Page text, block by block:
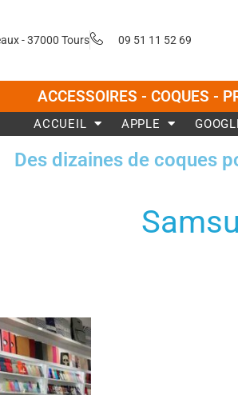
- 37000 Tours 09 51 11 52 69
ACCESSOIRES - COQUES -
ACCUEIL APPLE
Des dizaines de coques